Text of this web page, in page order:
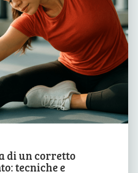
di un corretto
tecniche e